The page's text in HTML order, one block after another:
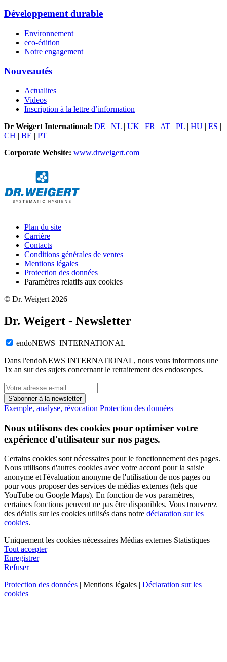
Développement durable
Environnement
eco-édition
Notre engagement
Nouveautés
Actualites
Videos
Inscription à la lettre d’information
Dr Weigert International: DE | NL | UK | FR | AT | PL | HU | ES |
CH | BE | PT
Corporate Website: www.drweigert.com
Plan du site
Carrière
Contacts
Conditions générales de ventes
Mentions légales
Protection des données
Paramètres relatifs aux cookies
© Dr. Weigert 2026
Dr. Weigert - Newsletter
endoNEWS INTERNATIONAL
Dans l'endoNEWS INTERNATIONAL, nous vous informons une
1x an sur des sujets concernant le retraitement des endoscopes.
S'abonner à la newsletter
Exemple, analyse, révocation Protection des données
Nous utilisons des cookies pour optimiser votre
expérience d'utilisateur sur nos pages.
Certains cookies sont nécessaires pour le fonctionnement des pages.
Nous utilisons d'autres cookies avec votre accord pour la saisie
anonyme et l'évaluation anonyme de l'utilisation de nos pages ou
pour vous proposer des services de médias externes (tels que
YouTube ou Google Maps). En fonction de vos paramètres,
certaines fonctions peuvent ne pas être disponibles. Vous trouverez
des détails sur les cookies utilisés dans notre déclaration sur les
cookies.
Uniquement les cookies nécessaires Médias externes Statistiques
Tout accepter
Enregistrer
Refuser
Protection des données | Mentions légales | Déclaration sur les
cookies